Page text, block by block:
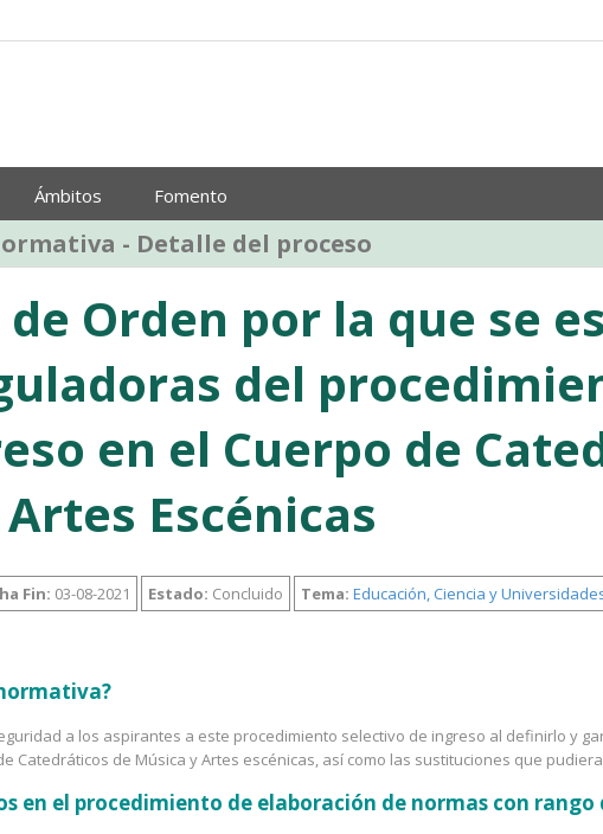
Ámbitos Fomento
- Detalle del proceso
Orden por la que se
del
en el Cuerpo de
Escénicas
Fin: 03-08-2021 Estado: Concluido Tema: Educación, Ciencia y
a los aspirantes a este procedimiento selectivo de ingreso al definirlo y
Catedráticos de Música y Artes escénicas, así como las sustituciones que
en el procedimiento de elaboración de normas con